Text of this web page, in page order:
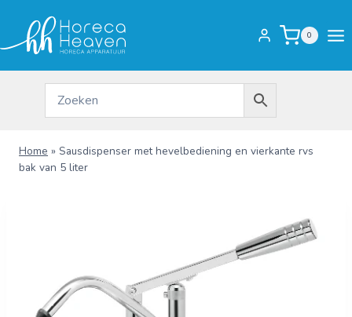
inhoud
0
Home » Sausdispenser met hevelbediening en vierkante rvs
bak van 5 liter